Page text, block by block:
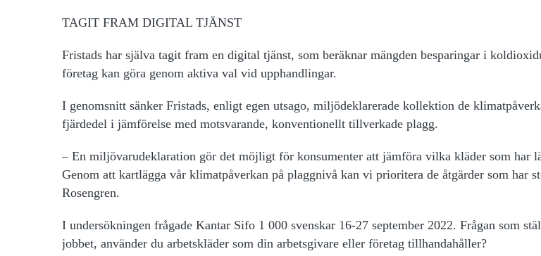
TAGIT FRAM DIGITAL TJÄNST
Fristads har själva tagit fram en digital tjänst, som beräknar mängden besparingar i
företag kan göra genom aktiva val vid upphandlingar.
I genomsnitt sänker Fristads, enligt egen utsago, miljödeklarerade kollektion de
fjärdedel i jämförelse med motsvarande, konventionellt tillverkade plagg.
– En miljövarudeklaration gör det möjligt för konsumenter att jämföra vilka kläder som har
Genom att kartlägga vår klimatpåverkan på plaggnivå kan vi prioritera de åtgärder som har
Rosengren.
I undersökningen frågade Kantar Sifo 1 000 svenskar 16-27 september 2022. Frågan som
jobbet, använder du arbetskläder som din arbetsgivare eller företag tillhandahåller?